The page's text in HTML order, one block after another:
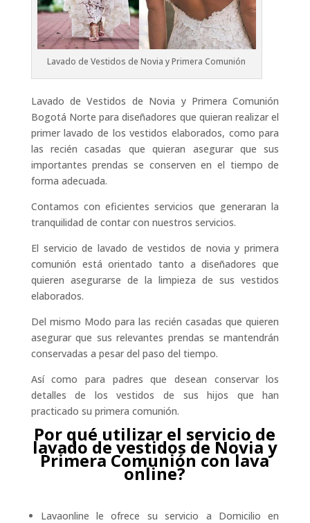
Lavado de Vestidos de Novia y Primera Comunión
Lavado de Vestidos de Novia y Primera Comunión
Bogotá Norte para diseñadores que quieran realizar el
primer lavado de los vestidos elaborados, como para
las recién casadas que quieran asegurar que sus
importantes prendas se conserven en el tiempo de
forma adecuada.
Contamos con eficientes servicios que generaran la
tranquilidad de contar con nuestros servicios.
El servicio de lavado de vestidos de novia y primera
comunión está orientado tanto a diseñadores que
quieren asegurarse de la limpieza de sus vestidos
elaborados.
Del mismo Modo para las recién casadas que quieren
asegurar que sus relevantes prendas se mantendrán
conservadas a pesar del paso del tiempo.
Así como para padres que desean conservar los
detalles de los vestidos de sus hijos que han
practicado su primera comunión.
Por qué utilizar el servicio de
lavado de vestidos de Novia y
Primera Comunión con lava
online?
Lavaonline le ofrece su servicio a Domicilio en